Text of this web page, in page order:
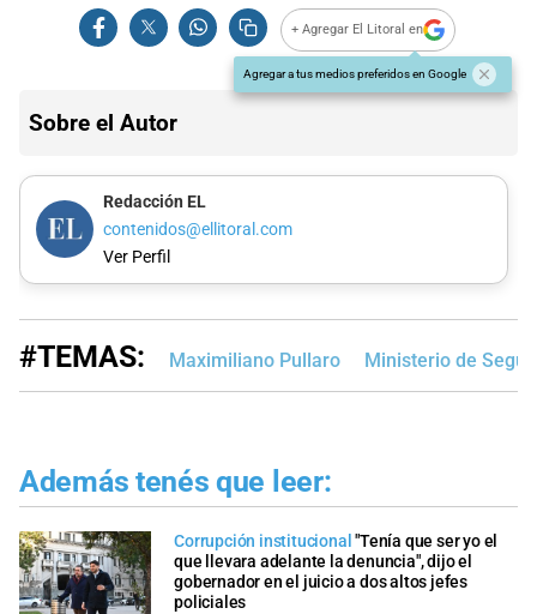
+ Agregar El Litoral en
Agregar a tus medios preferidos en Google
Sobre el Autor
Redacción EL
contenidos@ellitoral.com
Ver Perfil
#TEMAS: Maximiliano Pullaro Ministerio de
Además tenés que leer:
Corrupción institucional "Tenía que ser yo el
que llevara adelante la denuncia", dijo el
gobernador en el juicio a dos altos jefes
policiales